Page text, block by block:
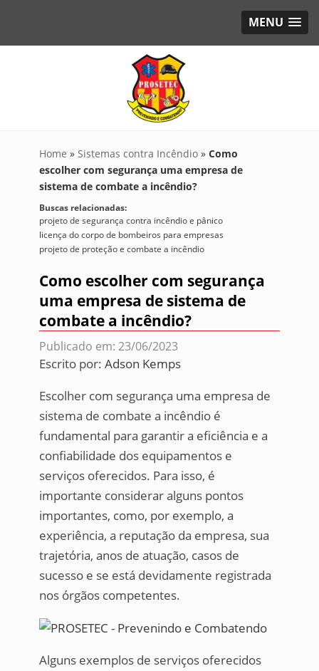
MENU
Home » Sistemas contra Incêndio » Como
escolher com segurança uma empresa de
sistema de combate a incêndio?
Buscas relacionadas:
projeto de segurança contra incêndio e pânico
licença do corpo de bombeiros para empresas
projeto de proteção e combate a incêndio
Como escolher com segurança
uma empresa de sistema de
combate a incêndio?
Publicado em: 23/06/2023
Escrito por: Adson Kemps
Escolher com segurança uma empresa de
sistema de combate a incêndio é
fundamental para garantir a eficiência e a
confiabilidade dos equipamentos e
serviços oferecidos. Para isso, é
importante considerar alguns pontos
importantes, como, por exemplo, a
experiência, a reputação da empresa, sua
trajetória, anos de atuação, casos de
sucesso e se está devidamente registrada
nos órgãos competentes.
Alguns exemplos de serviços oferecidos